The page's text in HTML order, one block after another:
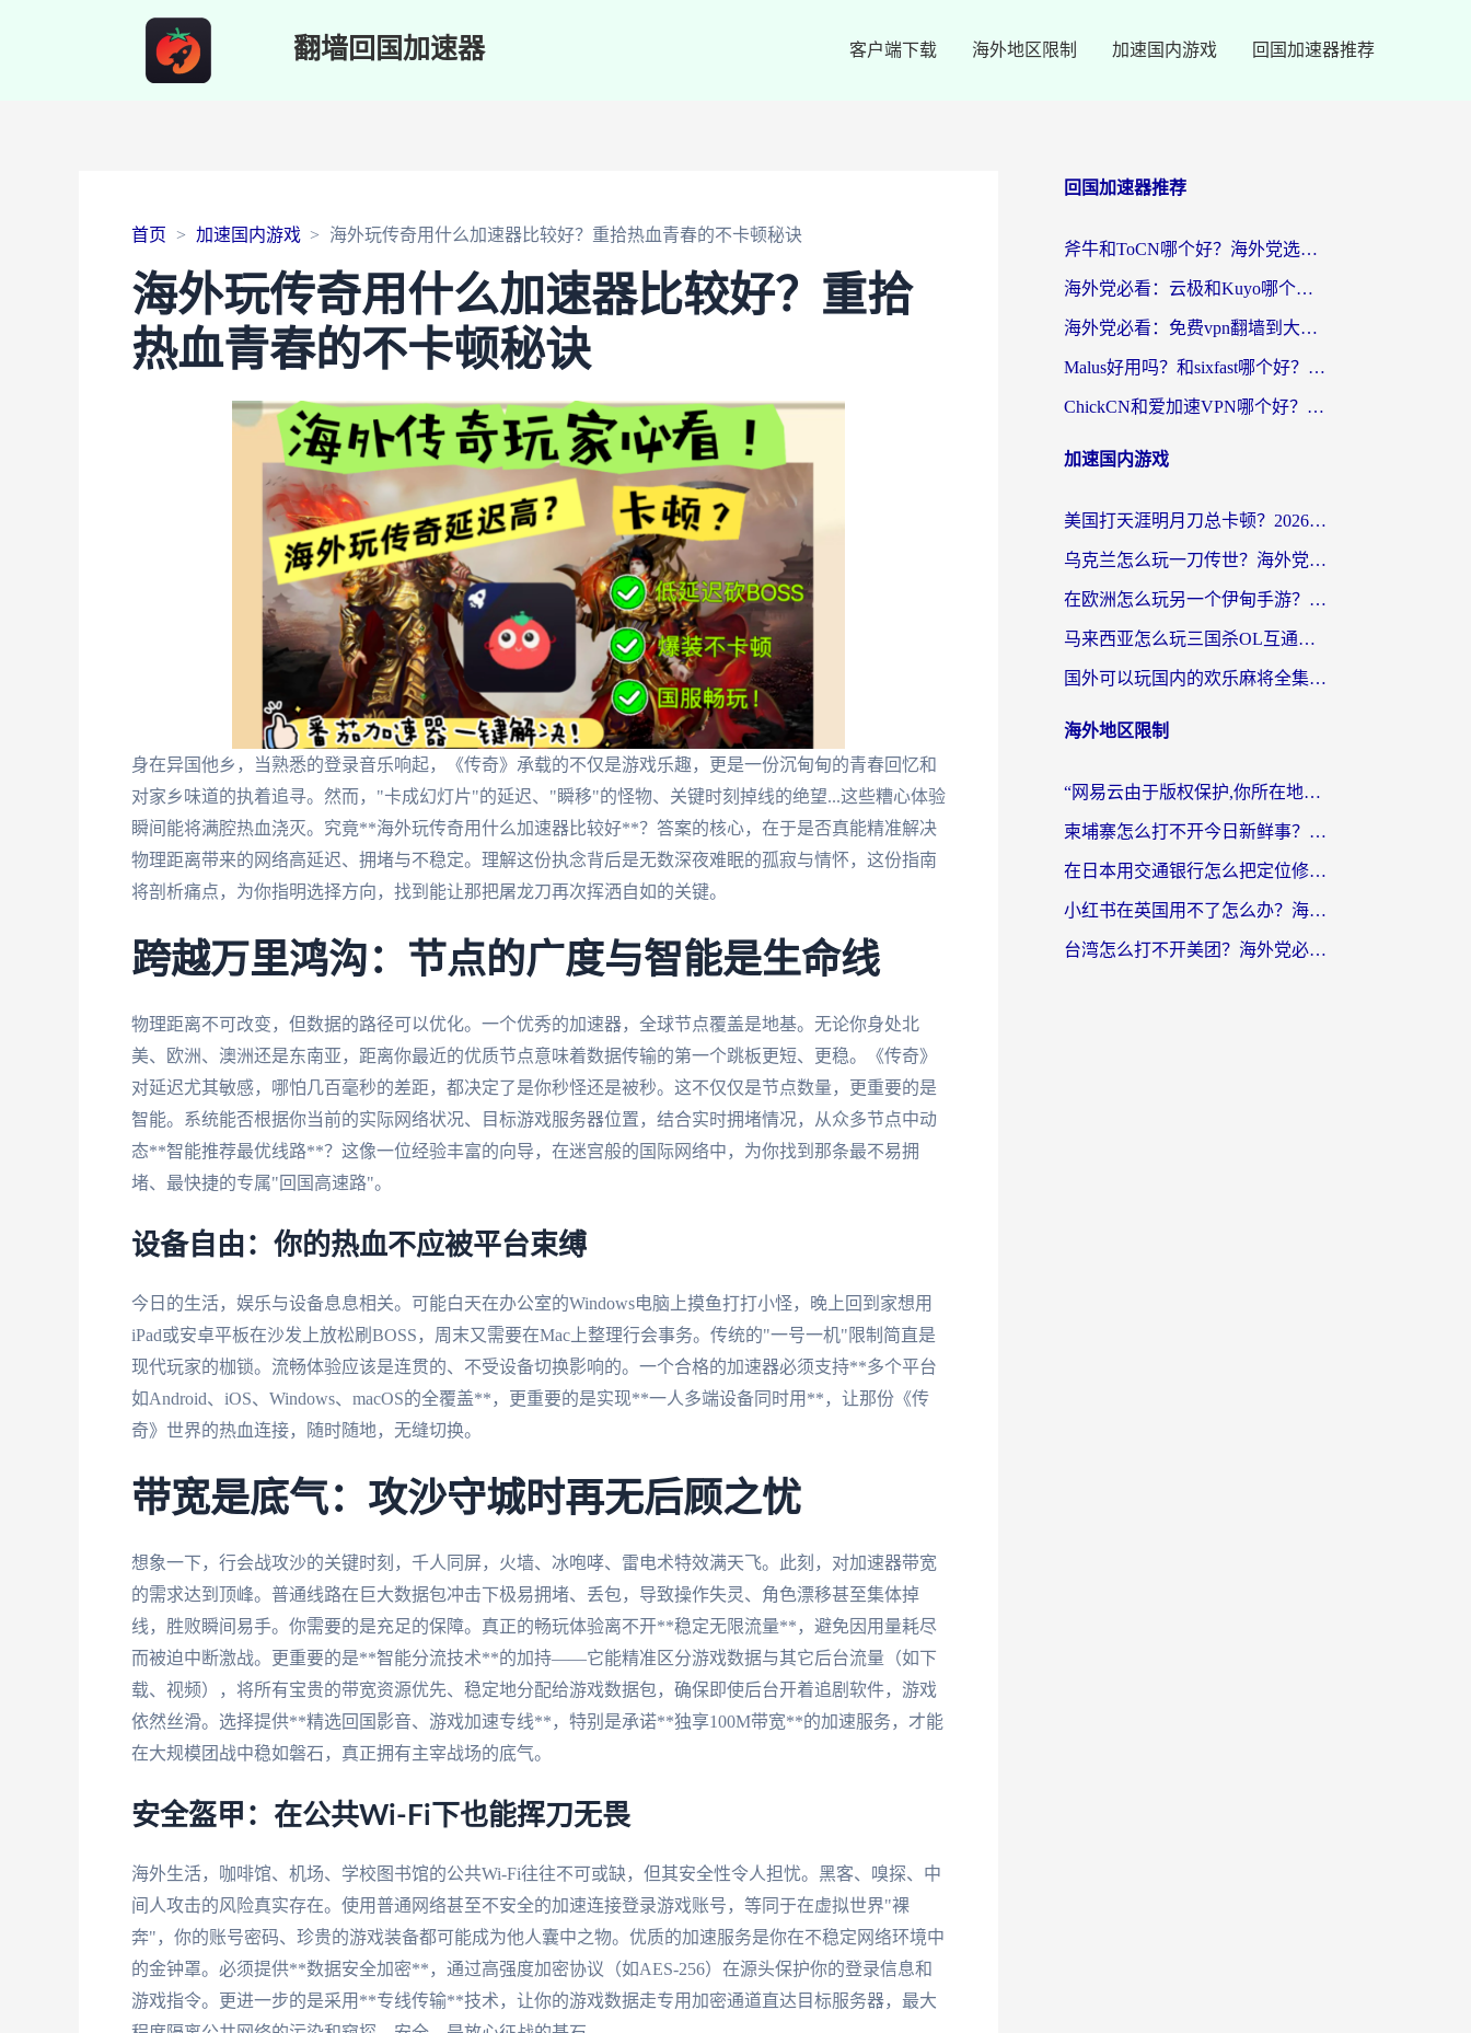
翻墙回国加速器 客户端下载 海外地区限制 加速国内游戏 回国加速器推荐
首页 加速国内游戏 海外玩传奇用什么加速器比较好？重拾热血青春的不卡顿秘诀
海外玩传奇用什么加速器比较好？重拾
热血青春的不卡顿秘诀
身在异国他乡，当熟悉的登录音乐响起，《传奇》承载的不仅是游戏乐趣，更是一份沉甸甸的青春回忆和
对家乡味道的执着追寻。然而，"卡成幻灯片"的延迟、"瞬移"的怪物、关键时刻掉线的绝望...这些糟心体验
瞬间能将满腔热血浇灭。究竟**海外玩传奇用什么加速器比较好**？答案的核心，在于是否真能精准解决
物理距离带来的网络高延迟、拥堵与不稳定。理解这份执念背后是无数深夜难眠的孤寂与情怀，这份指南
将剖析痛点，为你指明选择方向，找到能让那把屠龙刀再次挥洒自如的关键。
跨越万里鸿沟：节点的广度与智能是生命线
物理距离不可改变，但数据的路径可以优化。一个优秀的加速器，全球节点覆盖是地基。无论你身处北
美、欧洲、澳洲还是东南亚，距离你最近的优质节点意味着数据传输的第一个跳板更短、更稳。《传奇》
对延迟尤其敏感，哪怕几百毫秒的差距，都决定了是你秒怪还是被秒。这不仅仅是节点数量，更重要的是
智能。系统能否根据你当前的实际网络状况、目标游戏服务器位置，结合实时拥堵情况，从众多节点中动
态**智能推荐最优线路**？这像一位经验丰富的向导，在迷宫般的国际网络中，为你找到那条最不易拥
堵、最快捷的专属"回国高速路"。
设备自由：你的热血不应被平台束缚
今日的生活，娱乐与设备息息相关。可能白天在办公室的Windows电脑上摸鱼打打小怪，晚上回到家想用
iPad或安卓平板在沙发上放松刷BOSS，周末又需要在Mac上整理行会事务。传统的"一号一机"限制简直是
现代玩家的枷锁。流畅体验应该是连贯的、不受设备切换影响的。一个合格的加速器必须支持**多个平台
如Android、iOS、Windows、macOS的全覆盖**，更重要的是实现**一人多端设备同时用**，让那份《传
奇》世界的热血连接，随时随地，无缝切换。
带宽是底气：攻沙守城时再无后顾之忧
想象一下，行会战攻沙的关键时刻，千人同屏，火墙、冰咆哮、雷电术特效满天飞。此刻，对加速器带宽
的需求达到顶峰。普通线路在巨大数据包冲击下极易拥堵、丢包，导致操作失灵、角色漂移甚至集体掉
线，胜败瞬间易手。你需要的是充足的保障。真正的畅玩体验离不开**稳定无限流量**，避免因用量耗尽
而被迫中断激战。更重要的是**智能分流技术**的加持——它能精准区分游戏数据与其它后台流量（如下
载、视频），将所有宝贵的带宽资源优先、稳定地分配给游戏数据包，确保即使后台开着追剧软件，游戏
依然丝滑。选择提供**精选回国影音、游戏加速专线**，特别是承诺**独享100M带宽**的加速服务，才能
在大规模团战中稳如磐石，真正拥有主宰战场的底气。
安全盔甲：在公共Wi-Fi下也能挥刀无畏
海外生活，咖啡馆、机场、学校图书馆的公共Wi-Fi往往不可或缺，但其安全性令人担忧。黑客、嗅探、中
间人攻击的风险真实存在。使用普通网络甚至不安全的加速连接登录游戏账号，等同于在虚拟世界"裸
奔"，你的账号密码、珍贵的游戏装备都可能成为他人囊中之物。优质的加速服务是你在不稳定网络环境中
的金钟罩。必须提供**数据安全加密**，通过高强度加密协议（如AES-256）在源头保护你的登录信息和
游戏指令。更进一步的是采用**专线传输**技术，让你的游戏数据走专用加密通道直达目标服务器，最大
回国加速器推荐
斧牛和ToCN哪个好？海外党选回国加速器的避坑指南（附免费工具推荐）
海外党必看：云极和Kuyo哪个好？3招选对回国加速器，无缝刷国内资源
海外党必看：免费vpn翻墙到大陆？别踩坑！教你选对回国加速器无缝追剧玩游戏
Malus好用吗？和sixfast哪个好？海外华人亲测3款热门回国加速器，附排名指南
ChickCN和爱加速VPN哪个好？海外党亲测3款回国加速器，这一款才是无缝访问国内资源的最优解
加速国内游戏
美国打天涯明月刀总卡顿？2026实测有效的加速器推荐（附跨平台使用技巧）
乌克兰怎么玩一刀传世？海外党国服游戏加速终极指南（附天下-异兽山海街头篮球实测）
在欧洲怎么玩另一个伊甸手游？海外党亲测有效的国服游戏加速指南
马来西亚怎么玩三国杀OL互通版？海外党必看的国服游戏加速器避坑指南
国外可以玩国内的欢乐麻将全集吗？海外党亲测有效的国服游戏加速指南
海外地区限制
“网易云由于版权保护,你所在地区”无法播放？海外党听国内音乐听书的加速器选择指南
柬埔寨怎么打不开今日新鲜事？海外华人追剧看新闻的加速器选择指南
在日本用交通银行怎么把定位修改到中国国内？海外党必备实用指南（附追剧支付社交全解）
小红书在英国用不了怎么办？海外党必看的回国加速解决方案
台湾怎么打不开美团？海外党必看：3个实用技巧解决国内App地区限制难题